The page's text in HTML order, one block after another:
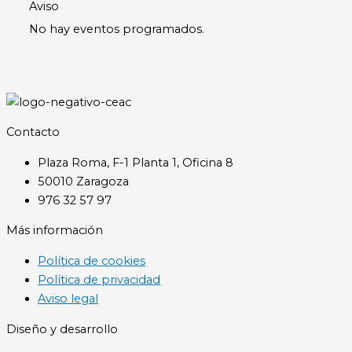
Aviso
No hay eventos programados.
Contacto
Plaza Roma, F-1 Planta 1, Oficina 8
50010 Zaragoza
976 32 57 97
Más información
Política de cookies
Política de privacidad
Aviso legal
Diseño y desarrollo